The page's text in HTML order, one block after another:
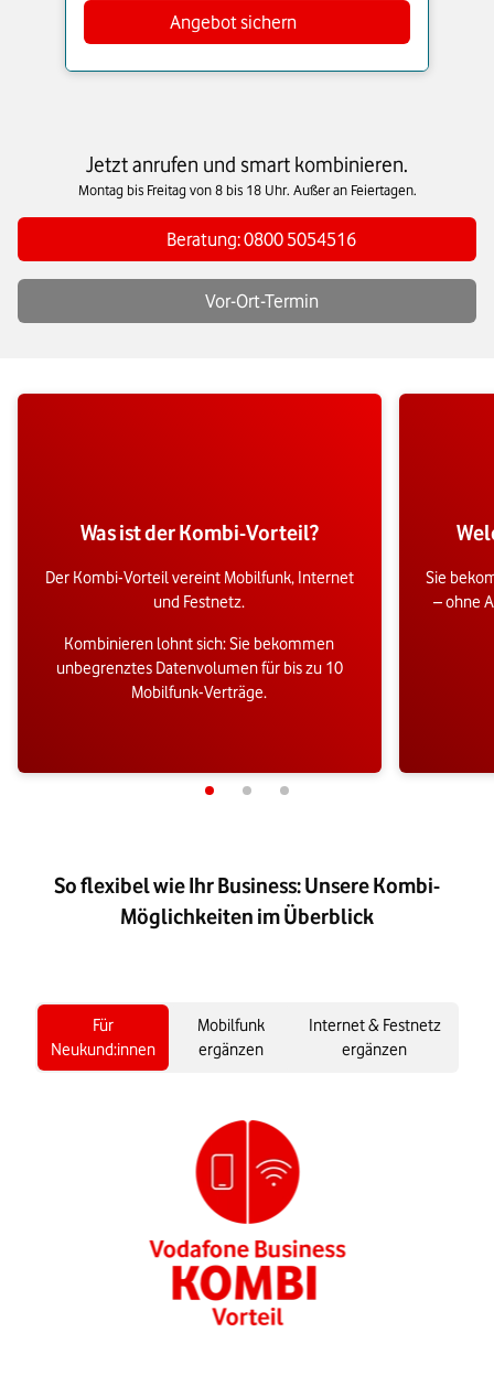
Angebot sichern
Jetzt anrufen und smart kombinieren.
Montag bis Freitag von 8 bis 18 Uhr. Außer an Feiertagen.
Beratung: 0800 5054516
Vor-Ort-Termin
Was ist der Kombi-Vorteil?
Der Kombi-Vorteil vereint Mobilfunk, Internet
und Festnetz.
Kombinieren lohnt sich: Sie bekommen
unbegrenztes Datenvolumen für bis zu 10
Mobilfunk-Verträge.
Sie
– ohne
So flexibel wie Ihr Business: Unsere Kombi-
Möglichkeiten im Überblick
Für
Neukund:innen
Mobilfunk
ergänzen
Internet & Festnetz
ergänzen